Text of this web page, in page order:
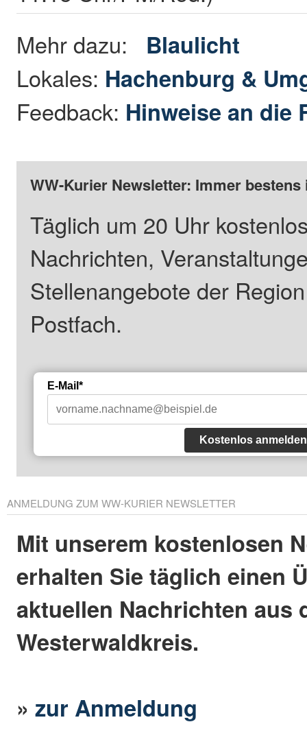
Mehr dazu: Blaulicht
Lokales: Hachenburg &
Feedback: Hinweise an die
WW-Kurier Newsletter: Immer
Täglich um 20 Uhr
Nachrichten,
Stellenangebote der
Postfach.
E-Mail*
Kostenlos anmelden
ANMELDUNG ZUM WW-KURIER NEWSLETTER
Mit unserem kostenlosen
erhalten Sie täglich einen
aktuellen Nachrichten aus
Westerwaldkreis.
»zur Anmeldung